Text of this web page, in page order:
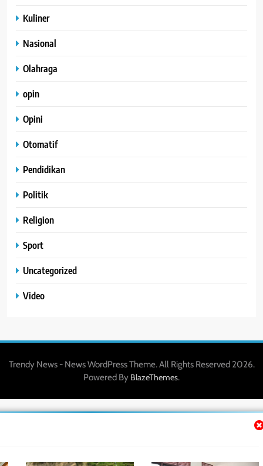
Kuliner
Nasional
Olahraga
opin
Opini
Otomatif
Pendidikan
Politik
Religion
Sport
Uncategorized
Video
Trendy News - News WordPress Theme. All Rights Reserved 2026.
Powered By BlazeThemes.